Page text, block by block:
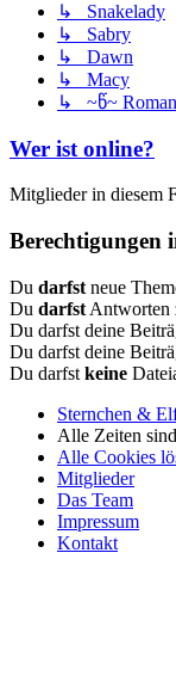
↳ Snakelady
↳ Sabry
↳ Dawn
↳ Macy
↳ ~წ~
Wer ist online?
Mitglieder in diesem
Berechtigungen
Du darfst neue
Du darfst Antworten
Du darfst deine
Du darfst deine
Du darfst keine
Sternchen &
Alle Zeiten sind
Alle Cookies
Mitglieder
Das Team
Impressum
Kontakt